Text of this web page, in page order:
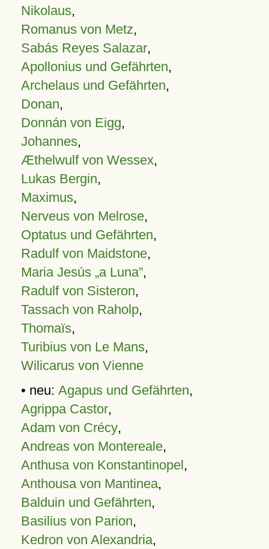
Nikolaus,
Romanus von Metz,
Sabás Reyes Salazar,
Apollonius und Gefährten,
Archelaus und Gefährten,
Donan,
Donnán von Eigg,
Johannes,
Æthelwulf von Wessex,
Lukas Bergin,
Maximus,
Nerveus von Melrose,
Optatus und Gefährten,
Radulf von Maidstone,
Maria Jesús „a Luna”,
Radulf von Sisteron,
Tassach von Raholp,
Thomaïs,
Turibius von Le Mans,
Wilicarus von Vienne
• neu: Agapus und Gefährten,
Agrippa Castor,
Adam von Crécy,
Andreas von Montereale,
Anthusa von Konstantinopel,
Anthousa von Mantinea,
Balduin und Gefährten,
Basilius von Parion,
Kedron von Alexandria,